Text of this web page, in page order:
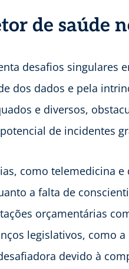
de saúde
desafios singulares
dos dados e pela
e diversos,
de incidentes
como telemedicina
a falta de
orçamentárias
legislativos, como a
devido à